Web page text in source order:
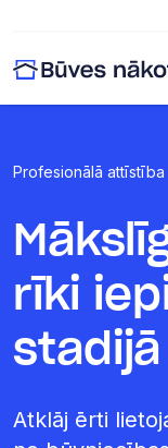
Profesionālā attīstība
rīki
stadijā
Atklāj ērti